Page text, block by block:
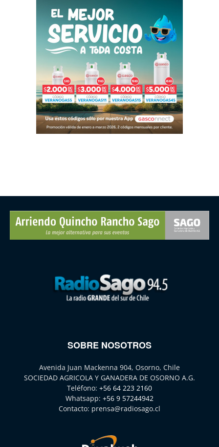
SOBRE NOSOTROS
Avenida Juan Mackenna 904, Osorno, Chile
SOCIEDAD AGRICOLA Y GANADERA DE OSORNO A.G.
Teléfono: +56 64 223 2160
Whatsapp: +56 9 57244942
Contacto: prensa@radiosago.cl